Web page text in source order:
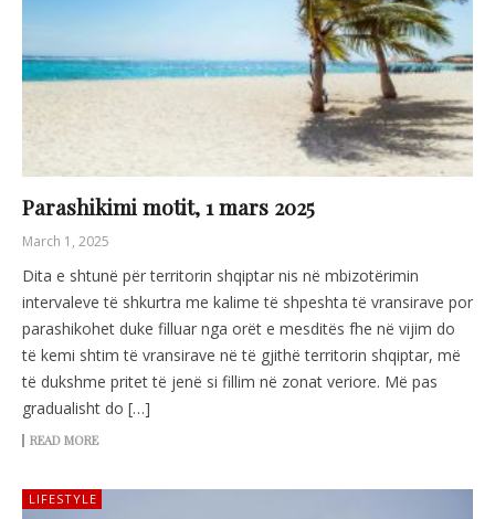
Parashikimi motit, 1 mars 2025
March 1, 2025
Dita e shtunë për territorin shqiptar nis në mbizotërimin
intervaleve të shkurtra me kalime të shpeshta të vransirave por
parashikohet duke filluar nga orët e mesditës fhe në vijim do
të kemi shtim të vransirave në të gjithë territorin shqiptar, më
të dukshme pritet të jenë si fillim në zonat veriore. Më pas
gradualisht do […]
READ MORE
LIFESTYLE